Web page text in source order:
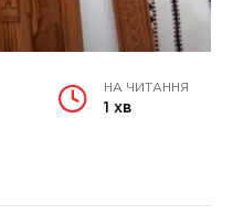
НА ЧИТАННЯ
1 хв